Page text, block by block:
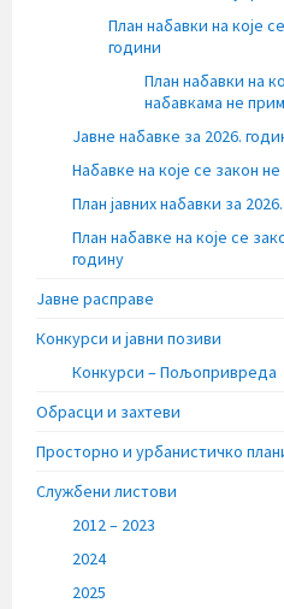
План набавки на које
години
План набавки на
набавкама не
Јавне набавке за 2026.
Набавке на које се закон
План јавних набавки за
План набавке на које се
годину
Јавне расправе
Конкурси и јавни позиви
Конкурси – Пољопривреда
Обрасци и захтеви
Просторно и урбанистичко
Службени листови
2012 – 2023
2024
2025